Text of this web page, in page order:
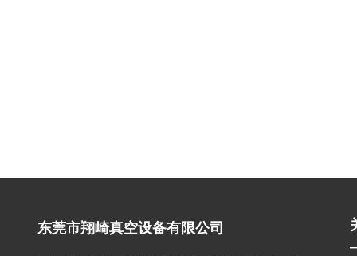
东莞市翔崎真空设备有限公司